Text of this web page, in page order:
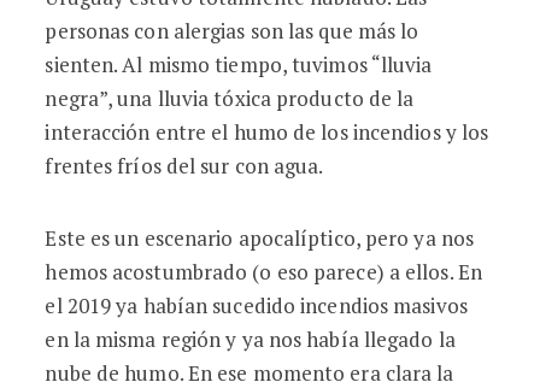
personas con alergias son las que más lo
sienten. Al mismo tiempo, tuvimos “lluvia
negra”, una lluvia tóxica producto de la
interacción entre el humo de los incendios y los
frentes fríos del sur con agua.
Este es un escenario apocalíptico, pero ya nos
hemos acostumbrado (o eso parece) a ellos. En
el 2019 ya habían sucedido incendios masivos
en la misma región y ya nos había llegado la
nube de humo. En ese momento era clara la